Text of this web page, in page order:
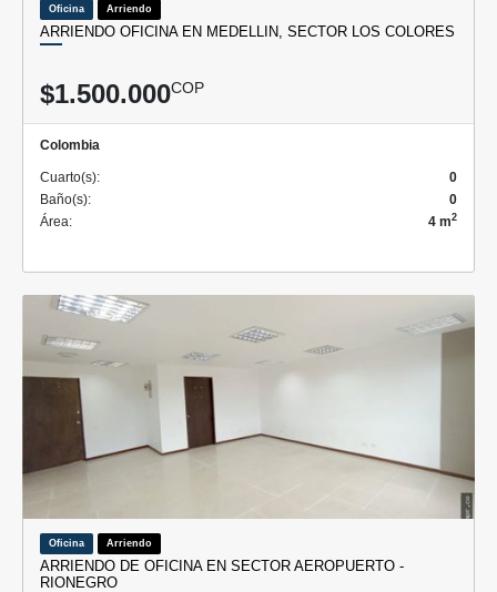
Oficina Arriendo
ARRIENDO OFICINA EN MEDELLIN, SECTOR LOS COLORES
$1.500.000COP
Colombia
Cuarto(s):
0
Baño(s):
0
Área:
4 m2
Oficina Arriendo
ARRIENDO DE OFICINA EN SECTOR AEROPUERTO -
RIONEGRO